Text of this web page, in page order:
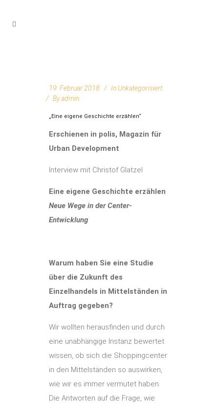
19. Februar 2018 In Unkategorisiert
Byadmin
„Eine eigene Geschichte erzählen“
Erschienen in polis, Magazin für
Urban Development
Interview mit Christof Glatzel
Eine eigene Geschichte erzählen
Neue Wege in der Center-
Entwicklung
Warum haben Sie eine Studie
über die Zukunft des
Einzelhandels in Mittelständen in
Auftrag gegeben?
Wir wollten herausfinden und durch
eine unabhängige Instanz bewertet
wissen, ob sich die Shoppingcenter
in den Mittelständen so auswirken,
wie wir es immer vermutet haben.
Die Antworten auf die Frage, wie